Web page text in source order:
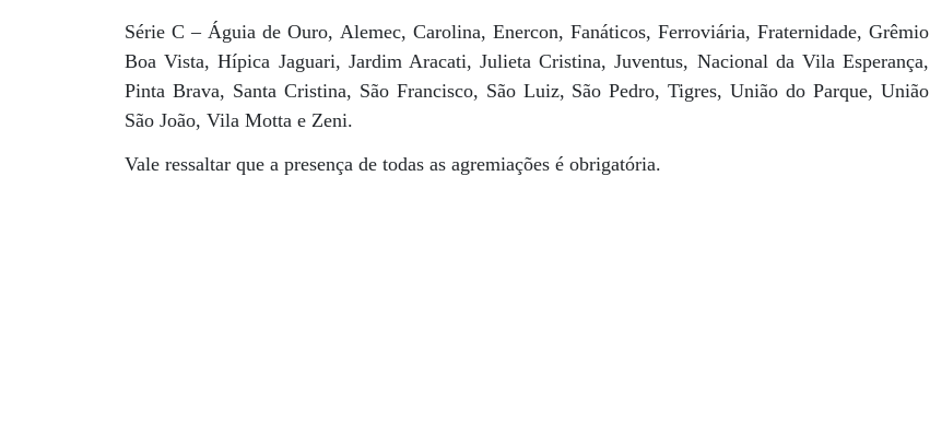
Série C – Águia de Ouro, Alemec, Carolina, Enercon, Fanáticos, Ferroviária, Fraternidade, Grêmio
Boa Vista, Hípica Jaguari, Jardim Aracati, Julieta Cristina, Juventus, Nacional da Vila Esperança,
Pinta Brava, Santa Cristina, São Francisco, São Luiz, São Pedro, Tigres, União do Parque, União
São João, Vila Motta e Zeni.
Vale ressaltar que a presença de todas as agremiações é obrigatória.